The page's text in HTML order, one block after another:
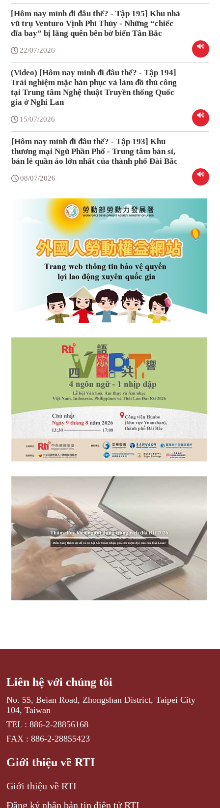
[Hôm nay mình đi đâu thế? - Tập 195] Khu nhà
vũ trụ Venturo Vịnh Phỉ Thúy - Những “chiếc
đĩa bay” bị lãng quên bên bờ biển Tân Bắc
22/07/2026
(Video) [Hôm nay mình đi đâu thế? - Tập 194]
Trải nghiệm mặc hán phục và làm đồ thủ công
tại Trung tâm Nghệ thuật Truyền thống Quốc
gia ở Nghi Lan
15/07/2026
[Hôm nay mình đi đâu thế? - Tập 193] Khu
thương mại Ngũ Phần Phố - Trung tâm bán sỉ,
bán lẻ quần áo lớn nhất của thành phố Đài Bắc
08/07/2026
Liên hệ với chúng tôi
No. 55, Beian Road, Zhongshan District, Taipei City
104, Taiwan
TEL : 886-2-28856168
FAX : 886-2-28855423
Giới thiệu về RTI
Giới thiệu về RTI
Đăng ký nhận bản tin điện tử RTI